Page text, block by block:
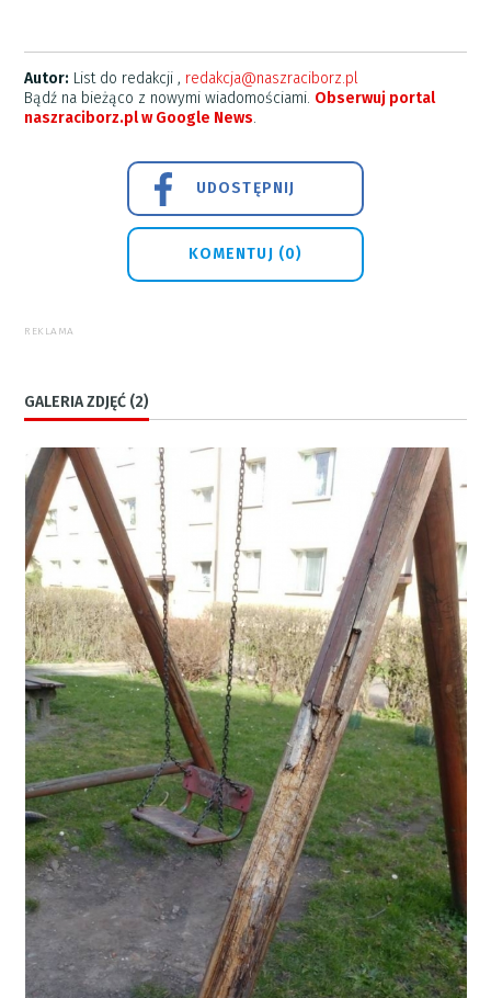
Autor: List do redakcji , redakcja@naszraciborz.pl
Bądź na bieżąco z nowymi wiadomościami. Obserwuj portal
naszraciborz.pl w Google News.
UDOSTĘPNIJ
KOMENTUJ (0)
REKLAMA
GALERIA ZDJĘĆ (2)